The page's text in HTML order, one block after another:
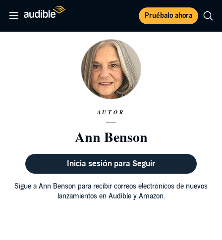
Pruébalo ahora
AUTOR
Ann Benson
Inicia sesión para Seguir
Sigue a Ann Benson para recibir correos electrónicos de nuevos
lanzamientos en Audible y Amazon.